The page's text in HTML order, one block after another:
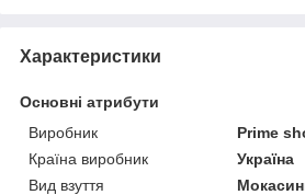
Характеристики
Основні атрибути
Виробник
Prime
Країна виробник
Україна
Вид взуття